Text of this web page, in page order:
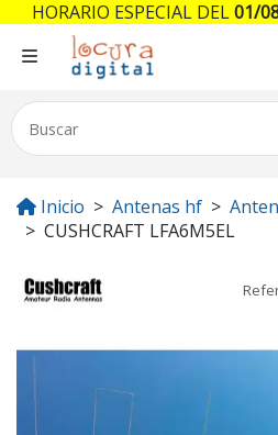
Inicio Antenas hf
CUSHCRAFT LFA6M5EL
HORARIO ESPECIAL DEL01/